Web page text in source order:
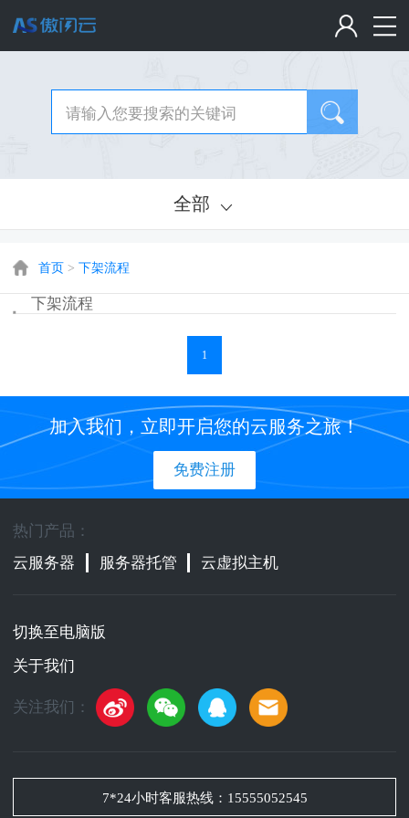
全部
首页 > 下架流程
下架流程
1
加入我们，立即开启您的云服务之旅！
免费注册
热门产品：
云服务器
服务器托管 云虚拟主机
切换至电脑版
关于我们
关注我们：
7*24小时客服热线： 15555052545